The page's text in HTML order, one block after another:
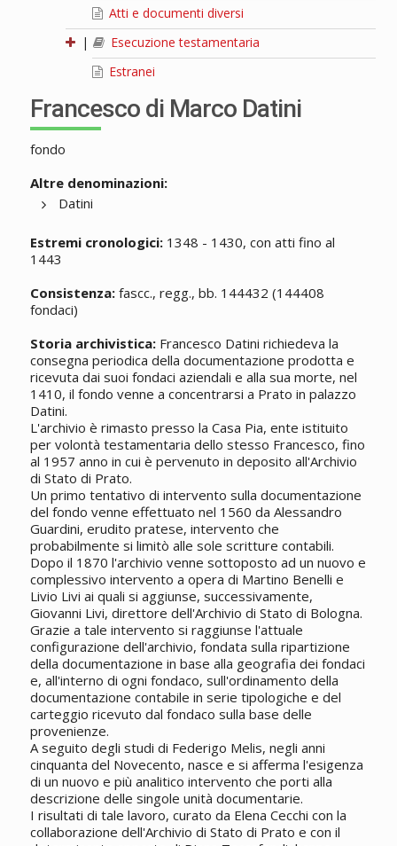
Atti e documenti diversi
|
Esecuzione testamentaria
Estranei
Francesco di Marco Datini
fondo
Altre denominazioni:
Datini
Estremi cronologici:1348 - 1430, con atti fino al
1443
Consistenza:fascc., regg., bb. 144432 (144408
fondaci)
Storia archivistica:Francesco Datini richiedeva la
consegna periodica della documentazione prodotta e
ricevuta dai suoi fondaci aziendali e alla sua morte, nel
1410, il fondo venne a concentrarsi a Prato in palazzo
Datini.
L'archivio è rimasto presso la Casa Pia, ente istituito
per volontà testamentaria dello stesso Francesco, fino
al 1957 anno in cui è pervenuto in deposito all'Archivio
di Stato di Prato.
Un primo tentativo di intervento sulla documentazione
del fondo venne effettuato nel 1560 da Alessandro
Guardini, erudito pratese, intervento che
probabilmente si limitò alle sole scritture contabili.
Dopo il 1870 l'archivio venne sottoposto ad un nuovo e
complessivo intervento a opera di Martino Benelli e
Livio Livi ai quali si aggiunse, successivamente,
Giovanni Livi, direttore dell'Archivio di Stato di Bologna.
Grazie a tale intervento si raggiunse l'attuale
configurazione dell'archivio, fondata sulla ripartizione
della documentazione in base alla geografia dei fondaci
e, all'interno di ogni fondaco, sull'ordinamento della
documentazione contabile in serie tipologiche e del
carteggio ricevuto dal fondaco sulla base delle
provenienze.
A seguito degli studi di Federigo Melis, negli anni
cinquanta del Novecento, nasce e si afferma l'esigenza
di un nuovo e più analitico intervento che porti alla
descrizione delle singole unità documentarie.
I risultati di tale lavoro, curato da Elena Cecchi con la
collaborazione dell'Archivio di Stato di Prato e con il